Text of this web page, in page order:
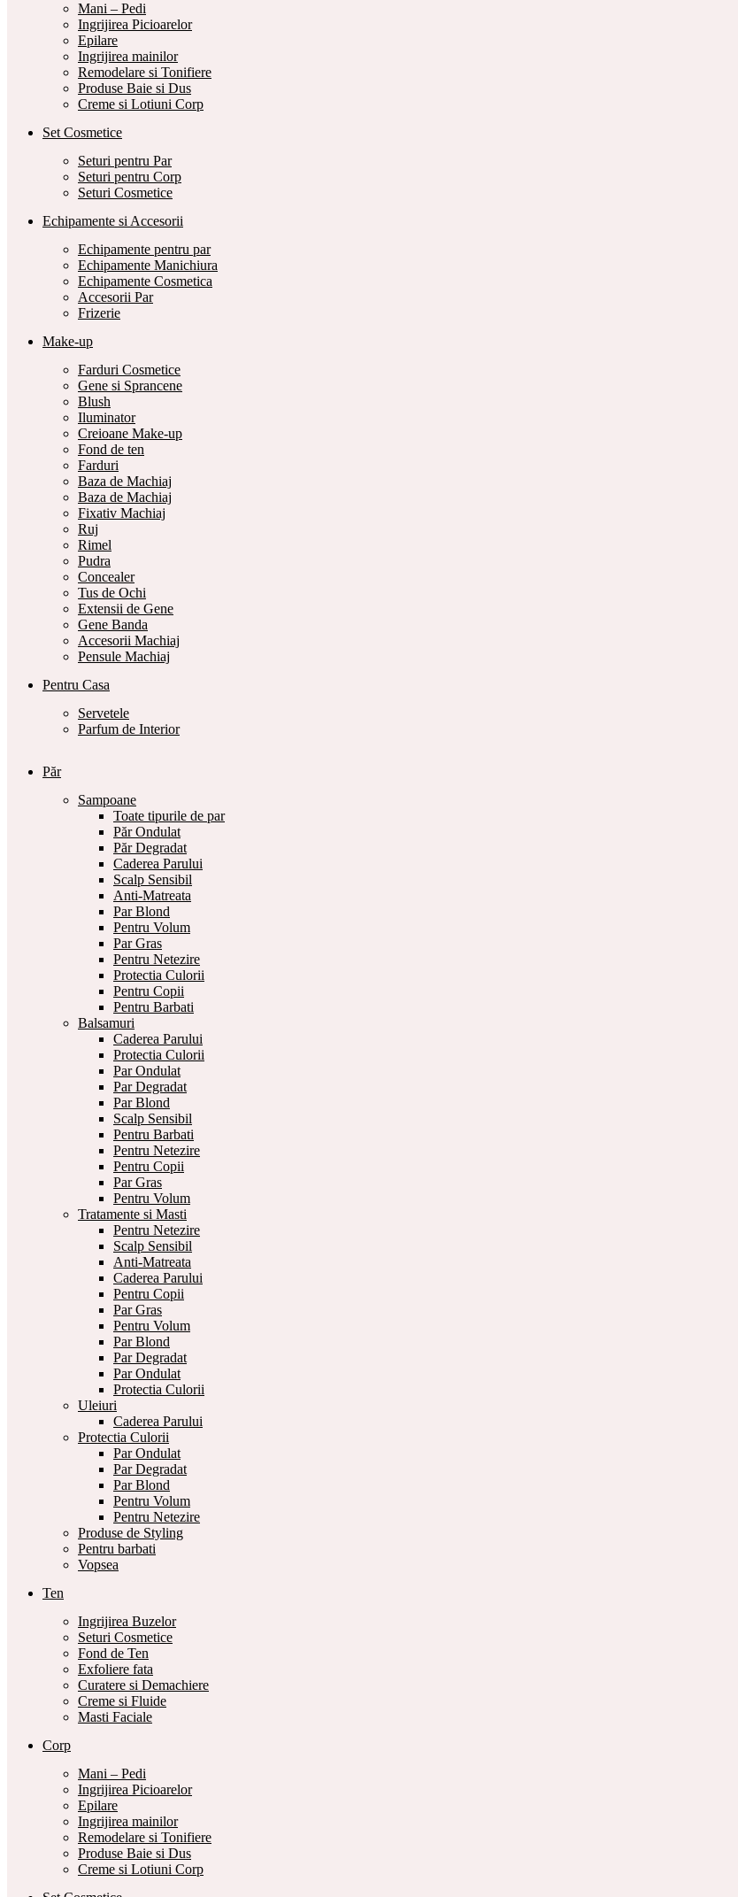
Mani – Pedi
Ingrijirea Picioarelor
Epilare
Ingrijirea mainilor
Remodelare si Tonifiere
Produse Baie si Dus
Creme si Lotiuni Corp
Set Cosmetice
Seturi pentru Par
Seturi pentru Corp
Seturi Cosmetice
Echipamente si Accesorii
Echipamente pentru par
Echipamente Manichiura
Echipamente Cosmetica
Accesorii Par
Frizerie
Make-up
Farduri Cosmetice
Gene si Sprancene
Blush
Iluminator
Creioane Make-up
Fond de ten
Farduri
Baza de Machiaj
Baza de Machiaj
Fixativ Machiaj
Ruj
Rimel
Pudra
Concealer
Tus de Ochi
Extensii de Gene
Gene Banda
Accesorii Machiaj
Pensule Machiaj
Pentru Casa
Servetele
Parfum de Interior
Păr
Sampoane
Toate tipurile de par
Păr Ondulat
Păr Degradat
Caderea Parului
Scalp Sensibil
Anti-Matreata
Par Blond
Pentru Volum
Par Gras
Pentru Netezire
Protectia Culorii
Pentru Copii
Pentru Barbati
Balsamuri
Caderea Parului
Protectia Culorii
Par Ondulat
Par Degradat
Par Blond
Scalp Sensibil
Pentru Barbati
Pentru Netezire
Pentru Copii
Par Gras
Pentru Volum
Tratamente si Masti
Pentru Netezire
Scalp Sensibil
Anti-Matreata
Caderea Parului
Pentru Copii
Par Gras
Pentru Volum
Par Blond
Par Degradat
Par Ondulat
Protectia Culorii
Uleiuri
Caderea Parului
Protectia Culorii
Par Ondulat
Par Degradat
Par Blond
Pentru Volum
Pentru Netezire
Produse de Styling
Pentru barbati
Vopsea
Ten
Ingrijirea Buzelor
Seturi Cosmetice
Fond de Ten
Exfoliere fata
Curatere si Demachiere
Creme si Fluide
Masti Faciale
Corp
Mani – Pedi
Ingrijirea Picioarelor
Epilare
Ingrijirea mainilor
Remodelare si Tonifiere
Produse Baie si Dus
Creme si Lotiuni Corp